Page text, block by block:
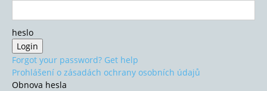
heslo
Forgot your password? Get help
Prohlášení o zásadách ochrany osobních údajů
Obnova hesla